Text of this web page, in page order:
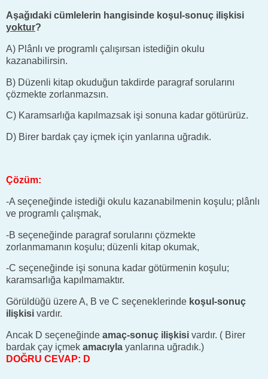
Aşağıdaki cümlelerin hangisinde koşul-sonuç ilişkisi
yoktur?
A) Plânlı ve programlı çalışırsan istediğin okulu
kazanabilirsin.
B) Düzenli kitap okuduğun takdirde paragraf sorularını
çözmekte zorlanmazsın.
C) Karamsarlığa kapılmazsak işi sonuna kadar götürürüz.
D) Birer bardak çay içmek için yanlarına uğradık.
Çözüm:
-A seçeneğinde istediği okulu kazanabilmenin koşulu; plânlı
ve programlı çalışmak,
-B seçeneğinde paragraf sorularını çözmekte
zorlanmamanın koşulu; düzenli kitap okumak,
-C seçeneğinde işi sonuna kadar götürmenin koşulu;
karamsarlığa kapılmamaktır.
Görüldüğü üzere A, B ve C seçeneklerinde koşul-sonuç
ilişkisi vardır.
Ancak D seçeneğinde amaç-sonuç ilişkisi vardır. ( Birer
bardak çay içmek amacıyla yanlarına uğradık.)
DOĞRU CEVAP: D